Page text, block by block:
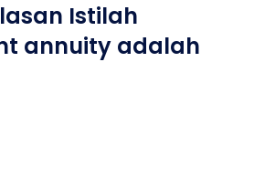
Istilah
annuity adalah